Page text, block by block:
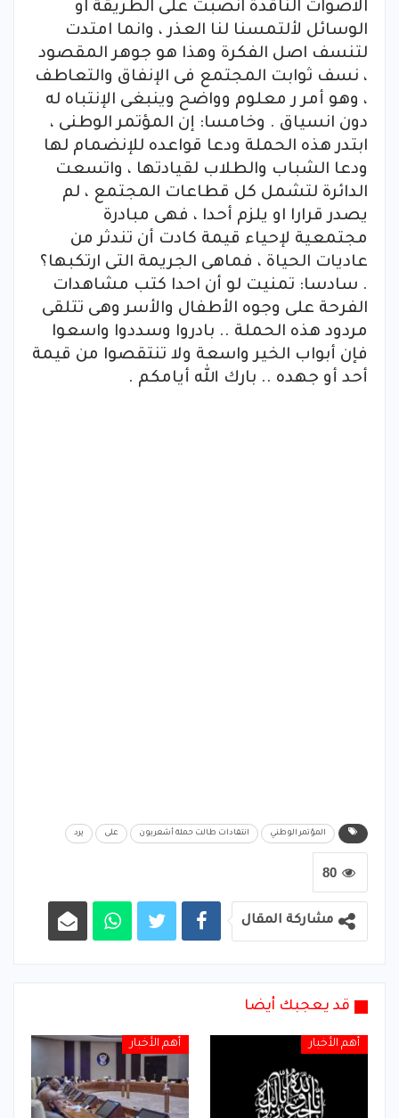
الاصوات الناقدة انصبت على الطريقة او
الوسائل لألتمسنا لنا العذر ، وانما امتدت
لتنسف اصل الفكرة وهذا هو جوهر المقصود
، نسف ثوابت المجتمع فى الإنفاق والتعاطف
، وهو أمر ر معلوم وواضح وينبغى الإنتباه له
دون انسياق . وخامسا: إن المؤتمر الوطنى ،
ابتدر هذه الحملة ودعا قواعده للإنضمام لها
ودعا الشباب والطلاب لقيادتها ، واتسعت
الدائرة لتشمل كل قطاعات المجتمع ، لم
يصدر قرارا او يلزم أحدا ، فهى مبادرة
مجتمعية لإحياء قيمة كادت أن تندثر من
عاديات الحياة ، فماهى الجريمة التى ارتكبها؟
. سادسا: تمنيت لو أن احدا كتب مشاهدات
الفرحة على وجوه الأطفال والأسر وهى تتلقى
مردود هذه الحملة .. بادروا وسددوا واسعوا
فإن أبواب الخير واسعة ولا تنتقصوا من قيمة
أحد أو جهده .. بارك الله أيامكم .
المؤتمر الوطني انتقادات طالت حملة أشعريون على يرد
80
مشاركة المقال
قد يعجبك أيضا
أهم الأخبار أهم الأخبار